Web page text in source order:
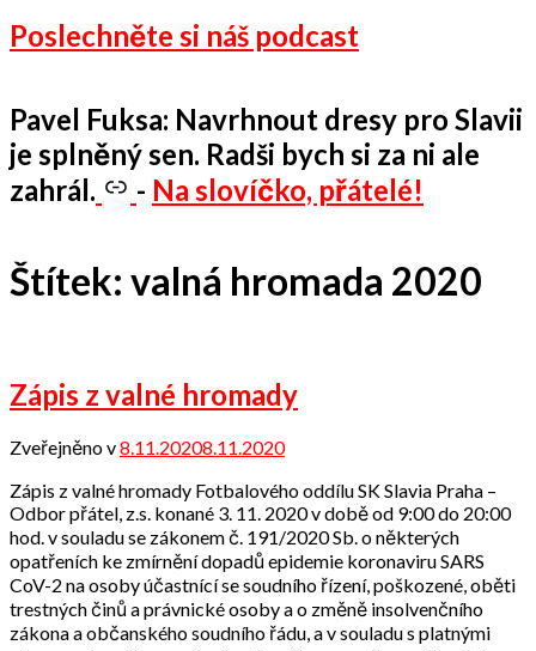
Poslechněte si náš podcast
Pavel Fuksa: Navrhnout dresy pro Slavii
je splněný sen. Radši bych si za ni ale
zahrál.
- Na slovíčko, přátelé!
Štítek: valná hromada 2020
Zápis z valné hromady
Zveřejněno v8.11.20208.11.2020od
přátel
Zápis z valné hromady Fotbalového oddílu SK Slavia Praha –
Odbor přátel, z.s. konané 3. 11. 2020 v době od 9:00 do 20:00
hod. v souladu se zákonem č. 191/2020 Sb. o některých
opatřeních ke zmírnění dopadů epidemie koronaviru SARS
CoV-2 na osoby účastnící se soudního řízení, poškozené, oběti
trestných činů a právnické osoby a o změně insolvenčního
zákona a občanského soudního řádu, a v souladu s platnými